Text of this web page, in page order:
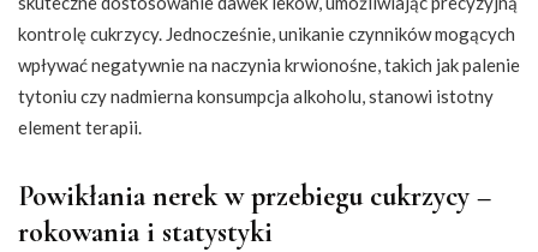
kontrolę cukrzycy. Jednocześnie, unikanie czynników mogących
wpływać negatywnie na naczynia krwionośne, takich jak palenie
tytoniu czy nadmierna konsumpcja alkoholu, stanowi istotny
element terapii.
Powikłania nerek w przebiegu cukrzycy –
rokowania i statystyki